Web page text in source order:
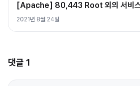
[Apache] 80,443 Root 외의 서비스
2021년 8월 24일
댓글 1